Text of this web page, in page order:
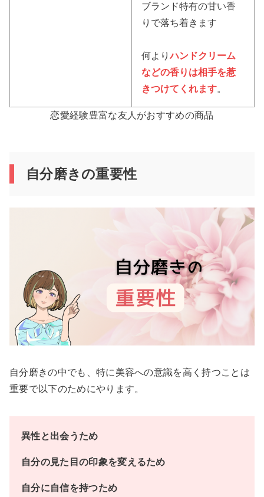
ブランド特有の甘い香
りで落ち着きます
何よりハンドクリーム
などの香りは相手を惹
きつけてくれます。
恋愛経験豊富な友人がおすすめの商品
自分磨きの重要性
自分磨きの中でも、特に美容への意識を高く持つことは
重要で以下のためにやります。
異性と出会うため
自分の見た目の印象を変えるため
自分に自信を持つため